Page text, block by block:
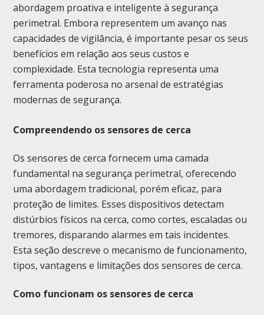
abordagem proativa e inteligente à segurança
perimetral. Embora representem um avanço nas
capacidades de vigilância, é importante pesar os seus
benefícios em relação aos seus custos e
complexidade. Esta tecnologia representa uma
ferramenta poderosa no arsenal de estratégias
modernas de segurança.
Compreendendo os sensores de cerca
Os sensores de cerca fornecem uma camada
fundamental na segurança perimetral, oferecendo
uma abordagem tradicional, porém eficaz, para
proteção de limites. Esses dispositivos detectam
distúrbios físicos na cerca, como cortes, escaladas ou
tremores, disparando alarmes em tais incidentes.
Esta seção descreve o mecanismo de funcionamento,
tipos, vantagens e limitações dos sensores de cerca.
Como funcionam os sensores de cerca